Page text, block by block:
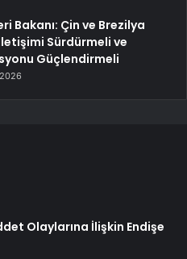
Bakanı: Çin ve Brezilya
Sürdürmeli ve
Güçlendirmeli
Olaylarına İlişkin Endişe